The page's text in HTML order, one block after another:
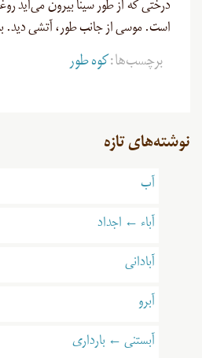
درختی که از طور سینا بیرون می‌آید
است. موسی از جانب طور، آتشی دید.
برچسب‌ها: کوه طور
نوشته‌های تازه
آب
آباء ← اجداد
آبادانی
آبرو
آبستنی ← بارداری